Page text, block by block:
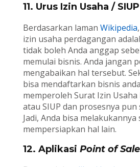
11. Urus Izin Usaha / SIUP
Berdasarkan laman Wikipedia
izin usaha perdagangan
tidak boleh Anda anggap
memulai bisnis. Anda jangan
mengabaikan hal tersebut.
bisa mendaftarkan bisnis
memperoleh Surat Izin
atau SIUP dan prosesnya
Jadi, Anda bisa
mempersiapkan hal lain.
12. Aplikasi Point of